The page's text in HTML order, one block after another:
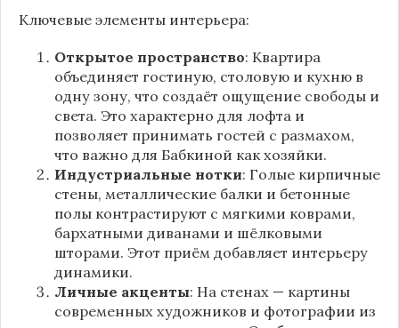
Ключевые элементы интерьера:
Открытое пространство: Квартира
объединяет гостиную, столовую и кухню в
одну зону, что создаёт ощущение свободы и
света. Это характерно для лофта и
позволяет принимать гостей с размахом,
что важно для Бабкиной как хозяйки.
Индустриальные нотки: Голые кирпичные
стены, металлические балки и бетонные
полы контрастируют с мягкими коврами,
бархатными диванами и шёлковыми
шторами. Этот приём добавляет интерьеру
динамики.
Личные акценты: На стенах — картины
современных художников и фотографии из